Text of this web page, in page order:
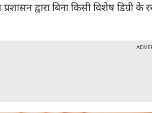
द्वारा बिना किसी विशेष